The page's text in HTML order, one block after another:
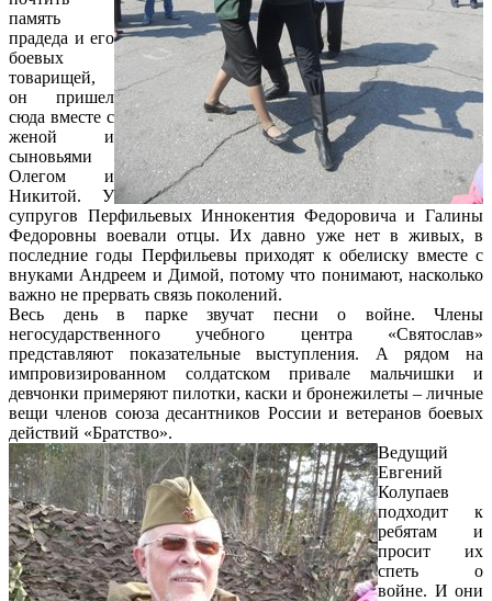
память
прадеда и его
боевых
товарищей,
он пришел
сюда вместе с
женой и
сыновьями
Олегом и
Никитой. У
супругов Перфильевых Иннокентия Федоровича и Галины
Федоровны воевали отцы. Их давно уже нет в живых, в
последние годы Перфильевы приходят к обелиску вместе с
внуками Андреем и Димой, потому что понимают, насколько
важно не прервать связь поколений.
Весь день в парке звучат песни о войне. Члены
негосударственного учебного центра «Святослав»
представляют показательные выступления. А рядом на
импровизированном солдатском привале мальчишки и
девчонки примеряют пилотки, каски и бронежилеты – личные
вещи членов союза десантников России и ветеранов боевых
действий «Братство».
Ведущий
Евгений
Колупаев
подходит к
ребятам и
просит их
спеть о
войне. И они